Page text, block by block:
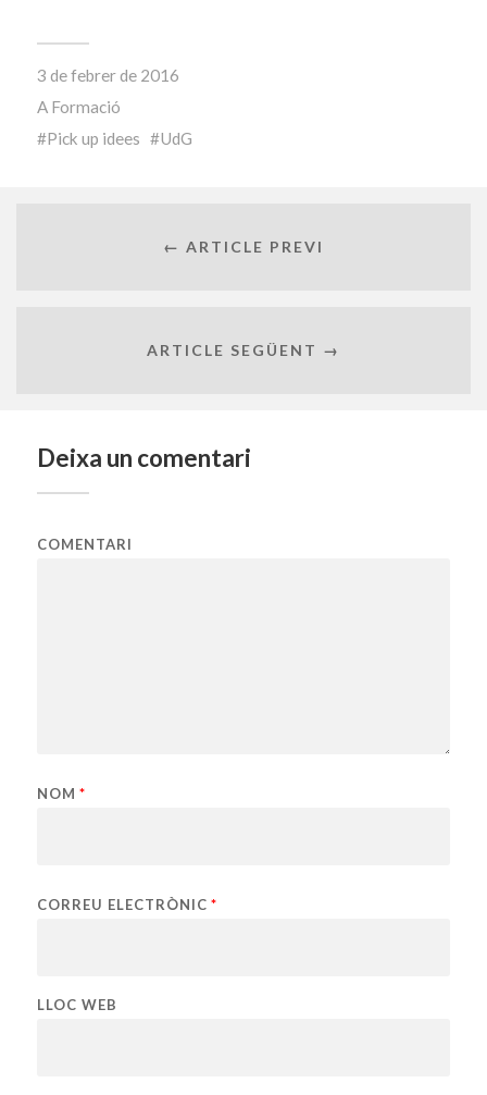
3 de febrer de 2016
A Formació
Pick up idees
UdG
← ARTICLE PREVI
ARTICLE SEGÜENT →
Deixa un comentari
COMENTARI
NOM *
CORREU ELECTRÒNIC *
LLOC WEB